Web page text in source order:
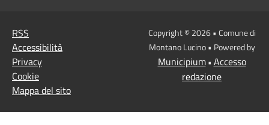
RSS
Accessibilità
Privacy
Cookie
Mappa del sito
Copyright © 2026 • Comune di
Montano Lucino • Powered by
Municipium• Accesso
redazione